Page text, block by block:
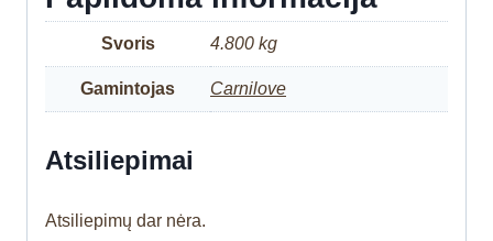
Svoris 4.800 kg
Gamintojas Carnilove
Atsiliepimai
Atsiliepimų dar nėra.